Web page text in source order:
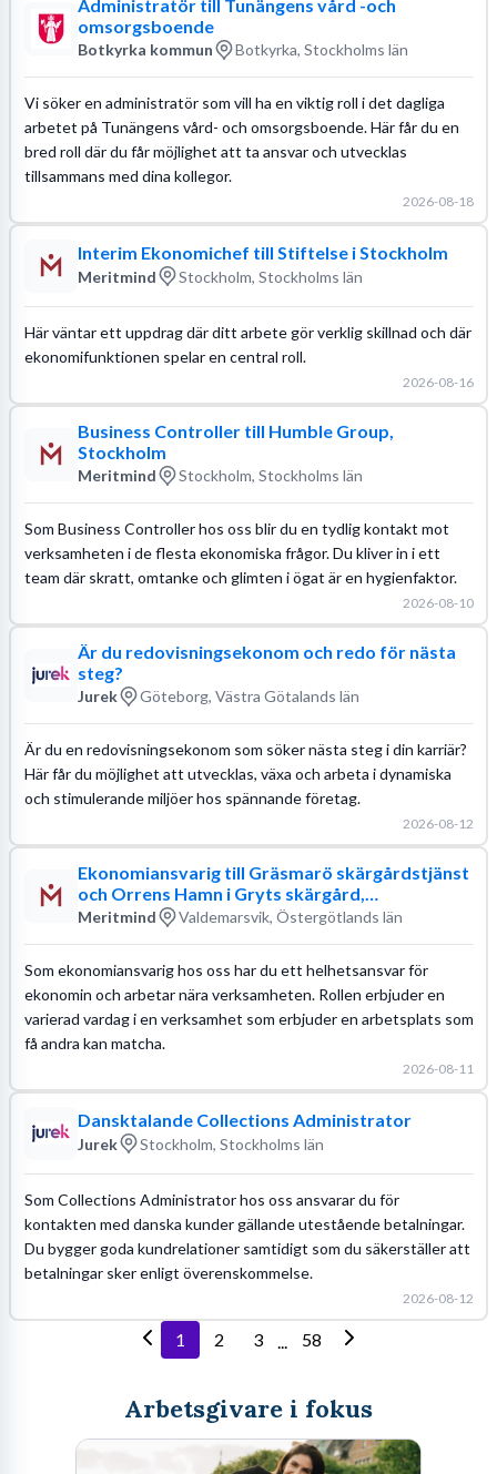
Administratör till Tunängens vård -och
omsorgsboende
Botkyrka kommun Botkyrka, Stockholms län
Vi söker en administratör som vill ha en viktig roll i det dagliga
arbetet på Tunängens vård- och omsorgsboende. Här får du en
bred roll där du får möjlighet att ta ansvar och utvecklas
tillsammans med dina kollegor.
2026-08-18
Interim Ekonomichef till Stiftelse i Stockholm
Meritmind Stockholm, Stockholms län
Här väntar ett uppdrag där ditt arbete gör verklig skillnad och där
ekonomifunktionen spelar en central roll.
2026-08-16
Business Controller till Humble Group,
Stockholm
Meritmind Stockholm, Stockholms län
Som Business Controller hos oss blir du en tydlig kontakt mot
verksamheten i de flesta ekonomiska frågor. Du kliver in i ett
team där skratt, omtanke och glimten i ögat är en hygienfaktor.
2026-08-10
Är du redovisningsekonom och redo för nästa
steg?
Jurek Göteborg, Västra Götalands län
Är du en redovisningsekonom som söker nästa steg i din karriär?
Här får du möjlighet att utvecklas, växa och arbeta i dynamiska
och stimulerande miljöer hos spännande företag.
2026-08-12
Ekonomiansvarig till Gräsmarö skärgårdstjänst
och Orrens Hamn i Gryts skärgård,
Valdemarsvik - Meritmind
Meritmind Valdemarsvik, Östergötlands län
Som ekonomiansvarig hos oss har du ett helhetsansvar för
ekonomin och arbetar nära verksamheten. Rollen erbjuder en
varierad vardag i en verksamhet som erbjuder en arbetsplats som
få andra kan matcha.
2026-08-11
Dansktalande Collections Administrator
Jurek Stockholm, Stockholms län
Som Collections Administrator hos oss ansvarar du för
kontakten med danska kunder gällande utestående betalningar.
Du bygger goda kundrelationer samtidigt som du säkerställer att
betalningar sker enligt överenskommelse.
2026-08-12
1 2 3 ... 58
Arbetsgivare i fokus